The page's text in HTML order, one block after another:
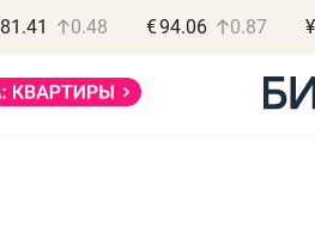
81.41 0.48 €94.06 0.87 ¥